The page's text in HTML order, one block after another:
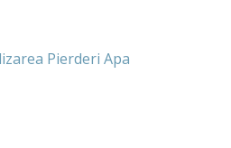
Pierderi Apa